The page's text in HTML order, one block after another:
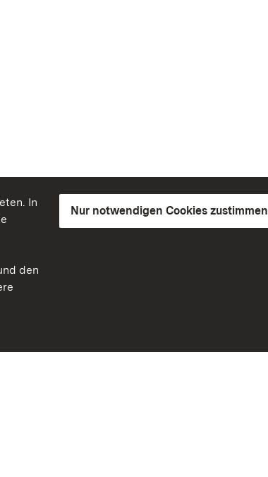
In
den
Nur notwendigen Cookies zustimmen